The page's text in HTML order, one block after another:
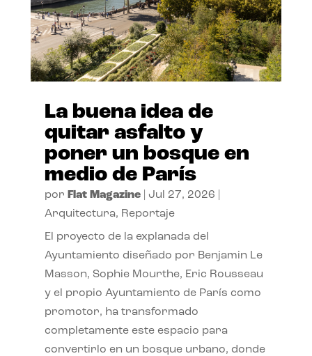
La buena idea de
quitar asfalto y
poner un bosque en
medio de París
por Flat Magazine| Jul 27, 2026
Arquitectura, Reportaje
El proyecto de la explanada del
Ayuntamiento diseñado por Benjamin Le
Masson, Sophie Mourthe, Eric Rousseau
y el propio Ayuntamiento de París como
promotor, ha transformado
completamente este espacio para
convertirlo en un bosque urbano, donde